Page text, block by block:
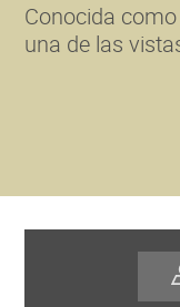
Conocida
una de las